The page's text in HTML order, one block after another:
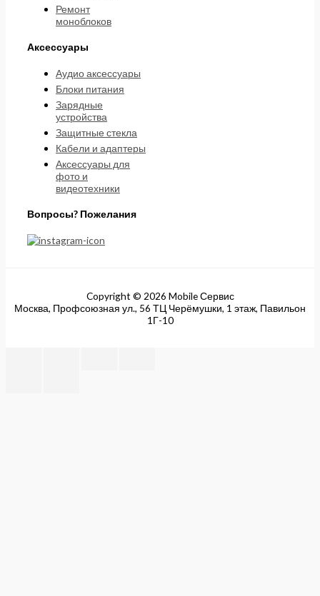
Ремонт
моноблоков
Аксессуары
Аудио аксессуары
Блоки питания
Зарядные
устройства
Защитные стекла
Кабели и адаптеры
Аксессуары для
фото и
видеотехники
Вопросы? Пожелания
Copyright © 2026 Mobile Сервис
Москва, Профсоюзная ул., 56 ТЦ Черёмушки, 1 этаж, Павильон
1Г-10